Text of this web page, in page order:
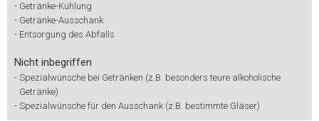
- Getränke-Kühlung
- Getränke-Ausschank
- Entsorgung des Abfalls
Nicht inbegriffen
- Spezialwünsche bei Getränken (z.B. besonders teure alkoholische
Getränke)
- Spezialwünsche für den Ausschank (z.B. bestimmte Gläser)